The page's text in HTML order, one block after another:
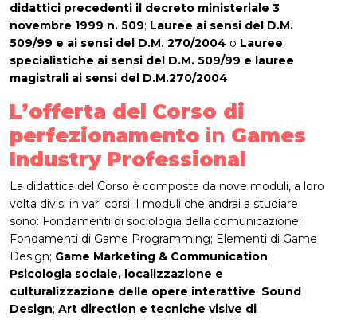
didattici precedenti il decreto ministeriale 3
novembre 1999 n. 509; Lauree ai sensi del D.M.
509/99 e ai sensi del D.M. 270/2004 o Lauree
specialistiche ai sensi del D.M. 509/99 e lauree
magistrali ai sensi del D.M.270/2004.
L’offerta del Corso di
perfezionamento in Games
Industry Professional
La didattica del Corso è composta da nove moduli, a loro
volta divisi in vari corsi. I moduli che andrai a studiare
sono: Fondamenti di sociologia della comunicazione;
Fondamenti di Game Programming; Elementi di Game
Design; Game Marketing & Communication;
Psicologia sociale, localizzazione e
culturalizzazione delle opere interattive; Sound
Design; Art direction e tecniche visive di